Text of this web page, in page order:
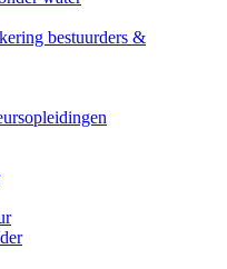
bestuurders &